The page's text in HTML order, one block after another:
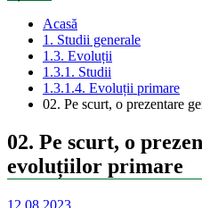
Acasă
1. Studii generale
1.3. Evoluții
1.3.1. Studii
1.3.1.4. Evoluții primare
02. Pe scurt, o prezentare
02. Pe scurt, o
evoluțiilor primare
12.08.2023